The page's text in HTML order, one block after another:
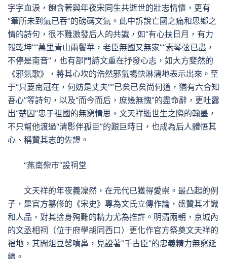
字字血淚，飽含著與年夜宋同生共逝世的壯志情懷，更有
“筆所未到氣已吞”的磅礴文氣。此中訴說亡國之痛和思鄉之
情的詩句，很不難激發后人的共識，如“有心扶日月，有力
報乾坤”“萬里青山兩鬢華，老臣無國又無家”“素琴弦已盡，
不停是南音”，也有部門詩文重在抒發心志，如大方斐然的
《邪氣歌》，將其心坎的浩然邪氣暢快淋漓地表示出來。至
于“只要南冠在，何妨是丈夫”“已矣已矣尚何道，猶有六合知
吾心”等詩句，以及“而今而后，庶幾無愧”的盡命辭，更吐露
出“楚囚”忠于祖國的無窮情思。文天祥逝世生之際的翰墨，
不只幫他渡過“清影伴孤臣”的艱巨時日，也成為后人體悟其
心、稱贊其志的佐證。
“燕南柴市”設祠堂
文天祥的年夜義凜然，在元代已獲得愛崇。最凸起的例
子，是官方纂修的《宋史》專為文氏立傳作論，盛贊其才識
和人品，對其捨身殉難的精力尤為推許。明清兩朝，京城內
的文丞相祠（位于府學胡同西口）更化作官方祭奠文天祥的
福地，其間俎豆馨噴鼻，見證著“千古臣”的忠義精力無窮延
續。